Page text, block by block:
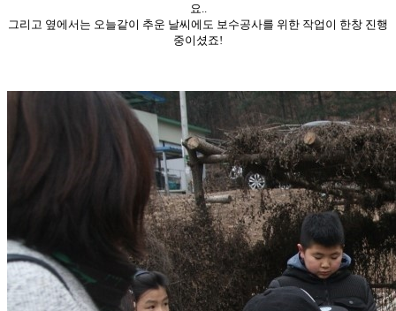
요..
그리고 옆에서는 오늘같이 추운 날씨에도 보수공사를 위한 작업이 한창 진행
중이셨죠!